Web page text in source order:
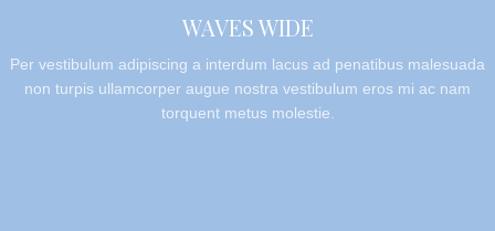
WAVES WIDE
Per vestibulum adipiscing a interdum lacus ad penatibus malesuada
non turpis ullamcorper augue nostra vestibulum eros mi ac nam
torquent metus molestie.